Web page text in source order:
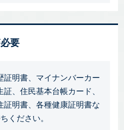
要
証明書、マイナンバーカー
証、住民基本台帳カード、
証明書、各種健康証明書な
ください。